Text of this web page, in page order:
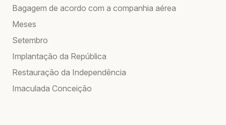
Bagagem de acordo com a companhia aérea
Meses
Setembro
Implantação da República
Restauração da Independência
Imaculada Conceição